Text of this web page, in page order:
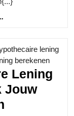
lening
berekenen
Lening
Jouw
Simulatie